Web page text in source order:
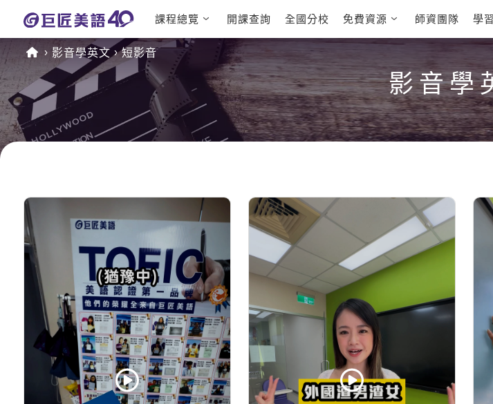
課程總覽
日語課程總
英文課程總
表
英文會話
TOEIC 多益課程
IELTS 雅思課程
GEPT 全民英檢課
程
能力養成
自然發音
開口溜英文
基礎字彙
英文文法技巧
新聞英文
開課查詢 全國分校 免費資源
英文部落格 多益秒學堂
師資團隊 學
學
影音學英文 短影音
影音學